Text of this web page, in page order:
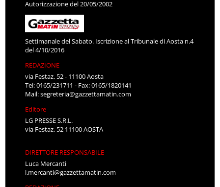
Autorizzazione del 20/05/2002
Settimanale del Sabato. Iscrizione al Tribunale di Aosta n.4
del 4/10/2016
REDAZIONE
via Festaz, 52 - 11100 Aosta
Tel: 0165/231711 - Fax: 0165/1820141
Mail:segreteria@gazzettamatin.com
Editore
LG PRESSE S.R.L.
via Festaz, 52 11100 AOSTA
DIRETTORE RESPONSABILE
Luca Mercanti
l.mercanti@gazzettamatin.com